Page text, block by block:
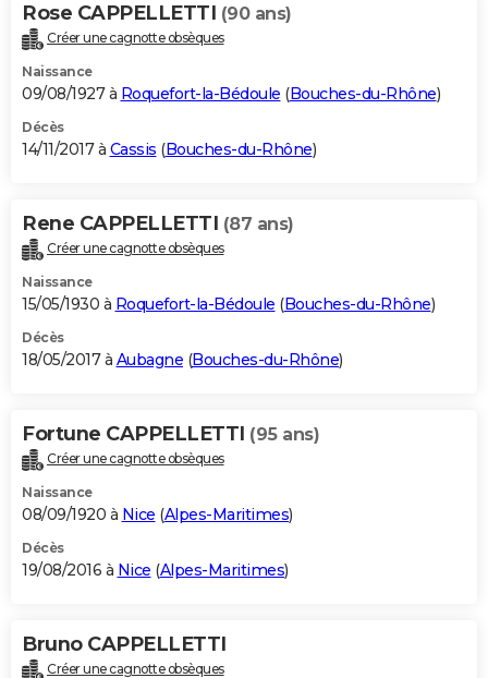
Rose CAPPELLETTI (90 ans)
Créer une cagnotte obsèques
Naissance
09/08/1927 à Roquefort-la-Bédoule (Bouches-du-Rhône)
Décès
14/11/2017 à Cassis (Bouches-du-Rhône)
Rene CAPPELLETTI (87 ans)
Créer une cagnotte obsèques
Naissance
15/05/1930 à Roquefort-la-Bédoule (Bouches-du-Rhône)
Décès
18/05/2017 à Aubagne (Bouches-du-Rhône)
Fortune CAPPELLETTI (95 ans)
Créer une cagnotte obsèques
Naissance
08/09/1920 à Nice (Alpes-Maritimes)
Décès
19/08/2016 à Nice (Alpes-Maritimes)
Bruno CAPPELLETTI
Créer une cagnotte obsèques